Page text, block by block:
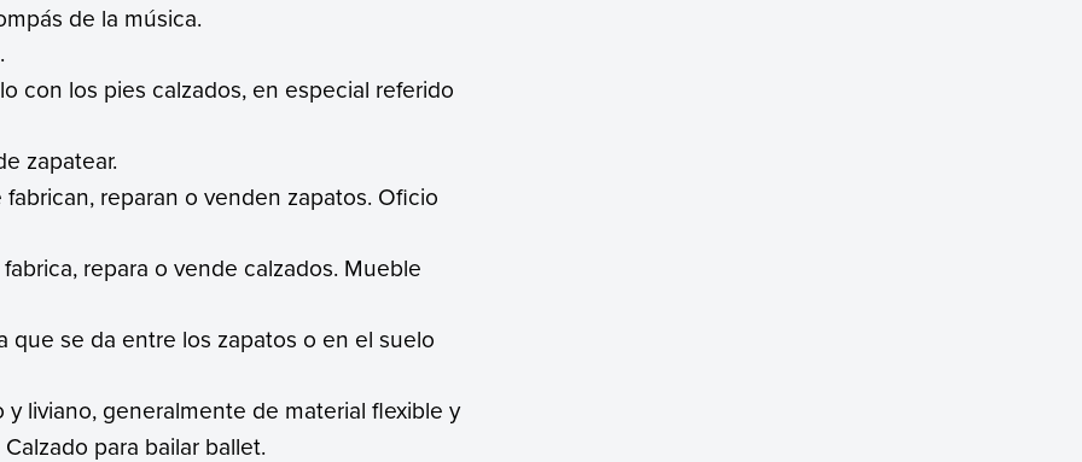
de la música.
con los pies calzados, en especial referido
zapatear.
reparan o venden zapatos. Oficio
repara o vende calzados. Mueble
que se da entre los zapatos o en el suelo
liviano, generalmente de material flexible y
para bailar ballet.